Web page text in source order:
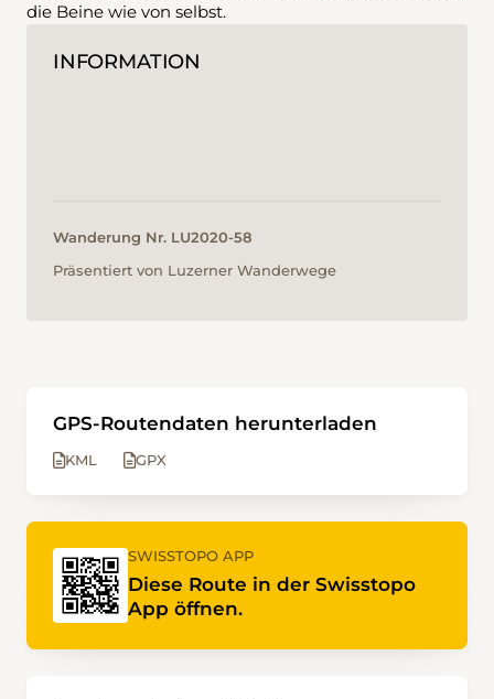
die Beine wie von selbst.
INFORMATION
Wanderung Nr. LU2020-58
Präsentiert von Luzerner Wanderwege
GPS-Routendaten herunterladen
KML GPX
SWISSTOPO APP
Diese Route in der Swisstopo
App öffnen.